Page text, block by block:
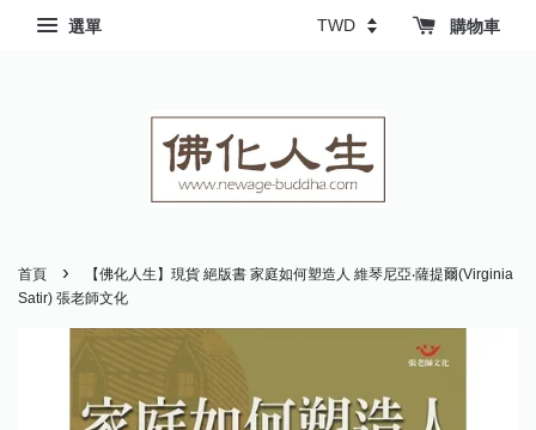
選單 購物車
首頁 ›
【佛化人生】現貨 絕版書 家庭如何塑造人 維琴尼亞‧薩提爾(Virginia
Satir) 張老師文化